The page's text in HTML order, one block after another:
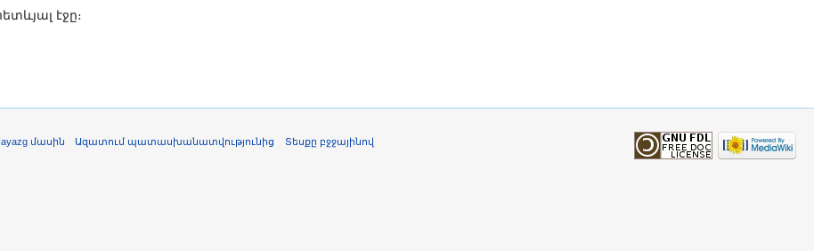
էջը։
մասին Ազատում պատասխանատվությունից Տեսքը բջջայինով